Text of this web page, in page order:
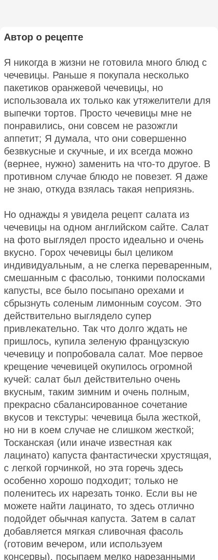
Автор о рецепте
Я никогда в жизни не готовила много блюд с
чечевицы. Раньше я покупала несколько
пакетиков оранжевой чечевицы, но
использовала их только как утяжелители для
выпечки тортов. Просто чечевицы мне не
понравились, они совсем не разожгли
аппетит; Я думала, что они совершенно
безвкусные и скучные, и их всегда можно
(вернее, нужно) заменить на что-то другое. В
противном случае блюдо не повезет. Я даже
не знаю, откуда взялась такая неприязнь.
Но однажды я увидела рецепт салата из
чечевицы на одном английском сайте. Салат
на фото выглядел просто идеально и очень
вкусно. Горох чечевицы был целиком
индивидуальным, а не слегка переваренным,
смешанным с фасолью, тонкими полосками
капусты, все было посыпано орехами и
сбрызнуть соленым лимонным соусом. Это
действительно выглядело супер
привлекательно. Так что долго ждать не
пришлось, купила зеленую французскую
чечевицу и попробовала салат. Мое первое
крещение чечевицей окупилось огромной
кучей: салат был действительно очень
вкусным, таким зимним и очень полным,
прекрасно сбалансированное сочетание
вкусов и текстуры: чечевица была жесткой,
но ни в коем случае не слишком жесткой;
Тосканская (или иначе известная как
лацинато) капуста фантастически хрустящая,
с легкой горчинкой, но эта горечь здесь
особенно хорошо подходит; только не
поленитесь их нарезать тонко. Если вы не
можете найти лацинато, то здесь отлично
подойдет обычная капуста. Затем в салат
добавляется мягкая сливочная фасоль
(готовим вечером, или используем
консервы), посыпаем мелко нарезанными